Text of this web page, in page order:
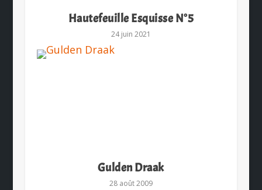
Hautefeuille Esquisse N°5
24 juin 2021
Gulden Draak
28 août 2009